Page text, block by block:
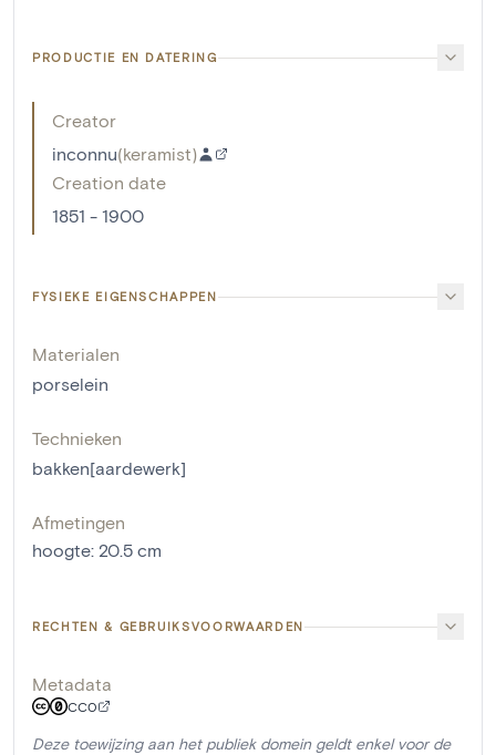
PRODUCTIE EN DATERING
Creator
inconnu(keramist)
Creation date
1851 - 1900
FYSIEKE EIGENSCHAPPEN
Materialen
porselein
Technieken
bakken[aardewerk]
Afmetingen
hoogte: 20.5 cm
RECHTEN & GEBRUIKSVOORWAARDEN
Metadata
CC0
Deze toewijzing aan het publiek domein geldt enkel voor de